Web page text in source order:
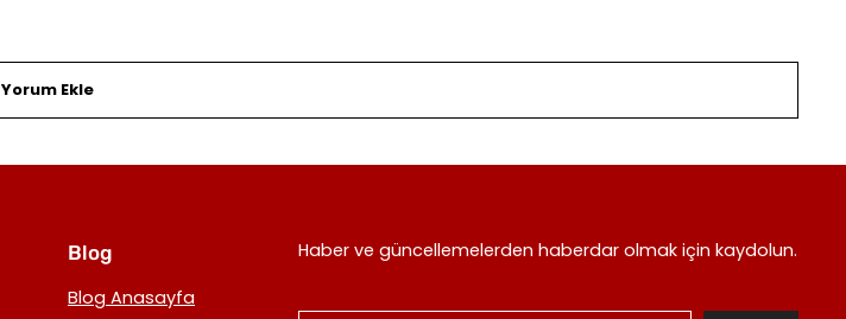
Yorum Ekle
Blog
Blog Anasayfa
Haber ve güncellemelerden haberdar olmak için kaydolun.